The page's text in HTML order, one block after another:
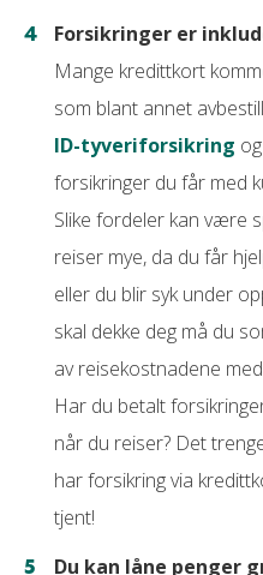
Forsikringer er
Mange kredittkort
som blant annet
ID-tyveriforsikring og
forsikringer du får med
Slike fordeler kan være
reiser mye, da du får
eller du blir syk under
skal dekke deg må du
av reisekostnadene
Har du betalt
når du reiser? Det
har forsikring via
tjent!
Du kan låne penger